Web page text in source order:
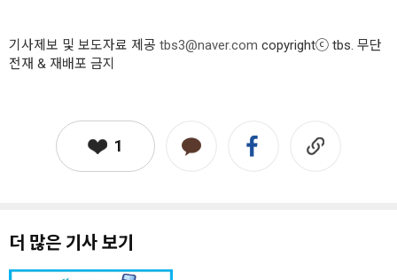
기사제보 및 보도자료 제공 tbs3@naver.com copyrightⓒ tbs. 무단
전재 & 재배포 금지
1
더 많은 기사 보기